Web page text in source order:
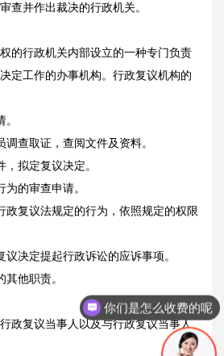
查并作出裁决的行政机关。
的行政机关内部设立的一种专门负责
定工作的办事机构。行政复议机构的
调查取证，查阅文件及资料。
，拟定复议决定。
为的审查申请。
政复议法规定的行为，依照规定的权限
议决定提起行政诉讼的应诉事项。
其他职责。
政复议当事人以及与行政复议当事人
你们是怎么收费的呢